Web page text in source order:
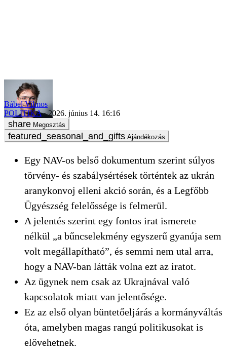
Bábel Vilmos
POLITIKA
2026. június 14. 16:16
Megosztás
Ajándékozás
Egy NAV-os belső dokumentum szerint súlyos
törvény- és szabálysértések történtek az ukrán
aranykonvoj elleni akció során, és a Legfőbb
Ügyészség felelőssége is felmerül.
A jelentés szerint egy fontos irat ismerete
nélkül „a bűncselekmény egyszerű gyanúja sem
volt megállapítható”, és semmi nem utal arra,
hogy a NAV-ban látták volna ezt az iratot.
Az ügynek nem csak az Ukrajnával való
kapcsolatok miatt van jelentősége.
Ez az első olyan büntetőeljárás a kormányváltás
óta, amelyben magas rangú politikusokat is
elővehetnek.